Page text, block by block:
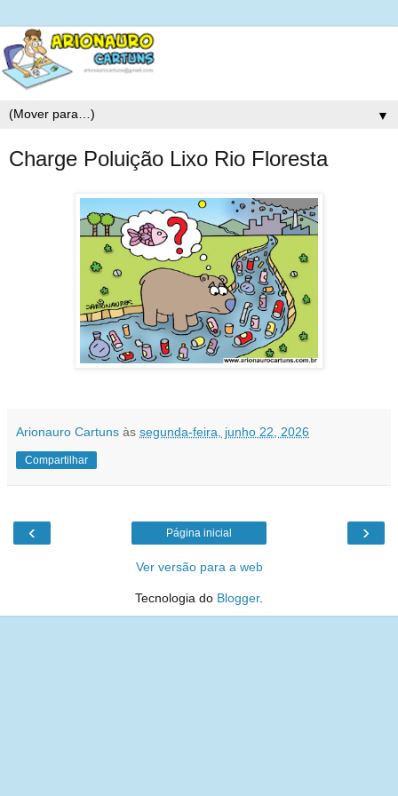
▼
Charge Poluição Lixo Rio Floresta
Arionauro Cartuns às segunda-feira, junho 22, 2026
Compartilhar
‹ ›
Página inicial
Ver versão para a web
Tecnologia do Blogger.